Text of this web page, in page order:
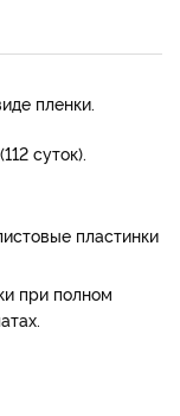
пленки.
суток).
пластинки
при полном